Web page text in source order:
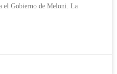
el Gobierno de Meloni. La